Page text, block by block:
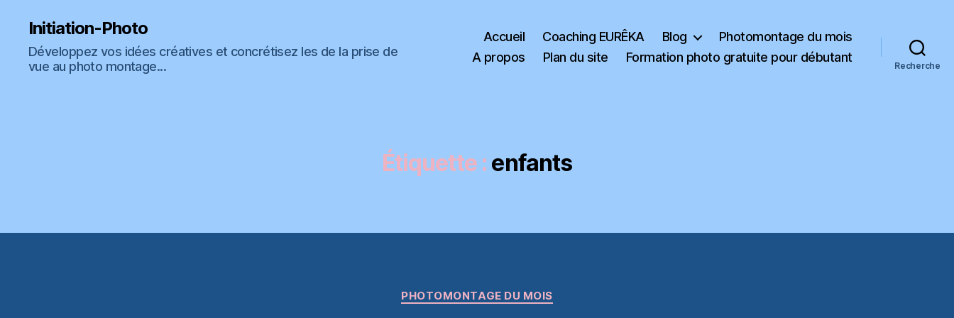
Initiation-Photo
Développez vos idées créatives et concrétisez les de la prise de
vue au photo montage...
Accueil Coaching EURÊKA Blog
Photomontage du mois
A propos
Plan du site Formation photo gratuite pour débutant
Recherche
Étiquette : enfants
Catégories
PHOTOMONTAGE DU MOIS